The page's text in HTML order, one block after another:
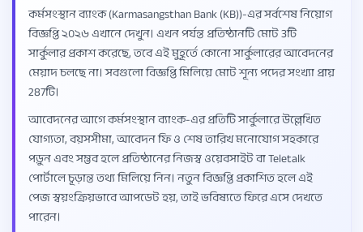
কর্মসংস্থান ব্যাংক (Karmasangsthan Bank (KB))-এর সর্বশেষ নিয়োগ
বিজ্ঞপ্তি ২০২৬ এখানে দেখুন। এখন পর্যন্ত প্রতিষ্ঠানটি মোট 3টি
সার্কুলার প্রকাশ করেছে, তবে এই মুহূর্তে কোনো সার্কুলারের আবেদনের
মেয়াদ চলছে না। সবগুলো বিজ্ঞপ্তি মিলিয়ে মোট শূন্য পদের সংখ্যা প্রায়
287টি।
আবেদনের আগে কর্মসংস্থান ব্যাংক-এর প্রতিটি সার্কুলারে উল্লেখিত
যোগ্যতা, বয়সসীমা, আবেদন ফি ও শেষ তারিখ মনোযোগ সহকারে
পড়ুন এবং সম্ভব হলে প্রতিষ্ঠানের নিজস্ব ওয়েবসাইট বা Teletalk
পোর্টালে চূড়ান্ত তথ্য মিলিয়ে নিন। নতুন বিজ্ঞপ্তি প্রকাশিত হলে এই
পেজ স্বয়ংক্রিয়ভাবে আপডেট হয়, তাই ভবিষ্যতে ফিরে এসে দেখতে
পারেন।